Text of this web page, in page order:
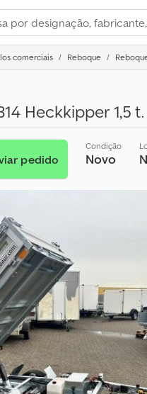
comerciais Reboque
Heckkipper 1,5
pedido
Condição
Novo